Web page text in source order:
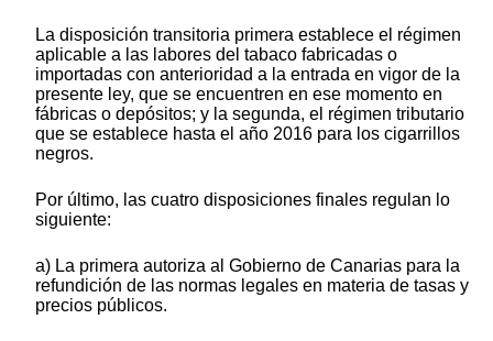
La disposición transitoria primera establece el régimen
aplicable a las labores del tabaco fabricadas o
importadas con anterioridad a la entrada en vigor de la
presente ley, que se encuentren en ese momento en
fábricas o depósitos; y la segunda, el régimen tributario
que se establece hasta el año 2016 para los cigarrillos
negros.
Por último, las cuatro disposiciones finales regulan lo
siguiente:
a) La primera autoriza al Gobierno de Canarias para la
refundición de las normas legales en materia de tasas y
precios públicos.